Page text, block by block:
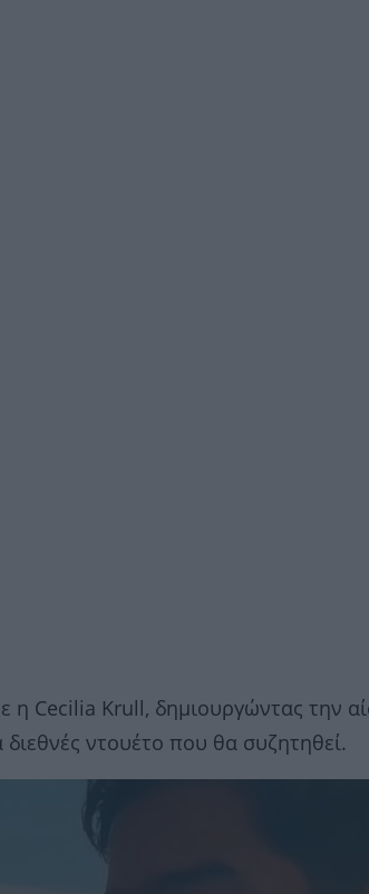
η Cecilia Krull, δημιουργώντας την
ντουέτο που θα συζητηθεί.